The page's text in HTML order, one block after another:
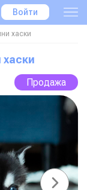
Войти
хаски
хаски
Продажа